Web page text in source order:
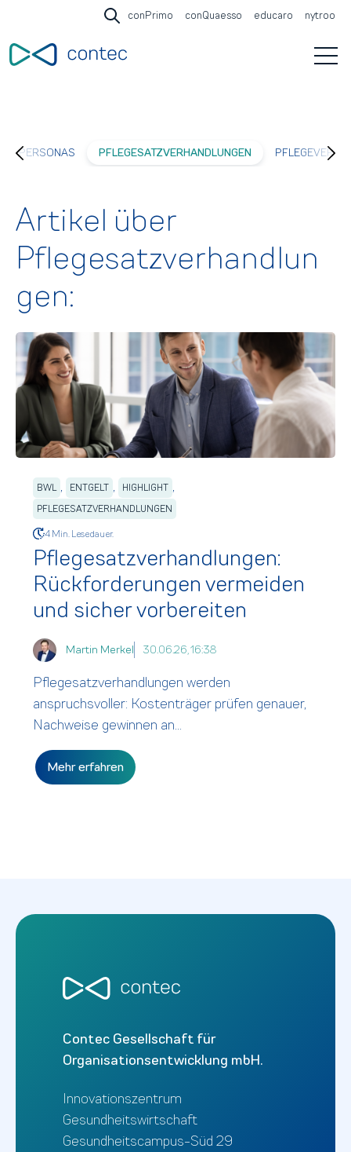
Open search
conPrimo conQuaesso educaro nytroo
PERSONAS PFLEGESATZVERHANDLUNGEN
Artikel über
Pflegesatzverhandlun
gen:
BWL , ENTGELT , HIGHLIGHT ,
PFLEGESATZVERHANDLUNGEN
4 Min. Lesedauer.
Pflegesatzverhandlungen:
Rückforderungen vermeiden
und sicher vorbereiten
Martin Merkel 30.06.26, 16:38
Pflegesatzverhandlungen werden
anspruchsvoller: Kostenträger prüfen genauer,
Nachweise gewinnen an...
Mehr erfahren
Contec Gesellschaft für
Organisationsentwicklung mbH.
Innovationszentrum
Gesundheitswirtschaft
Gesundheitscampus-Süd 29